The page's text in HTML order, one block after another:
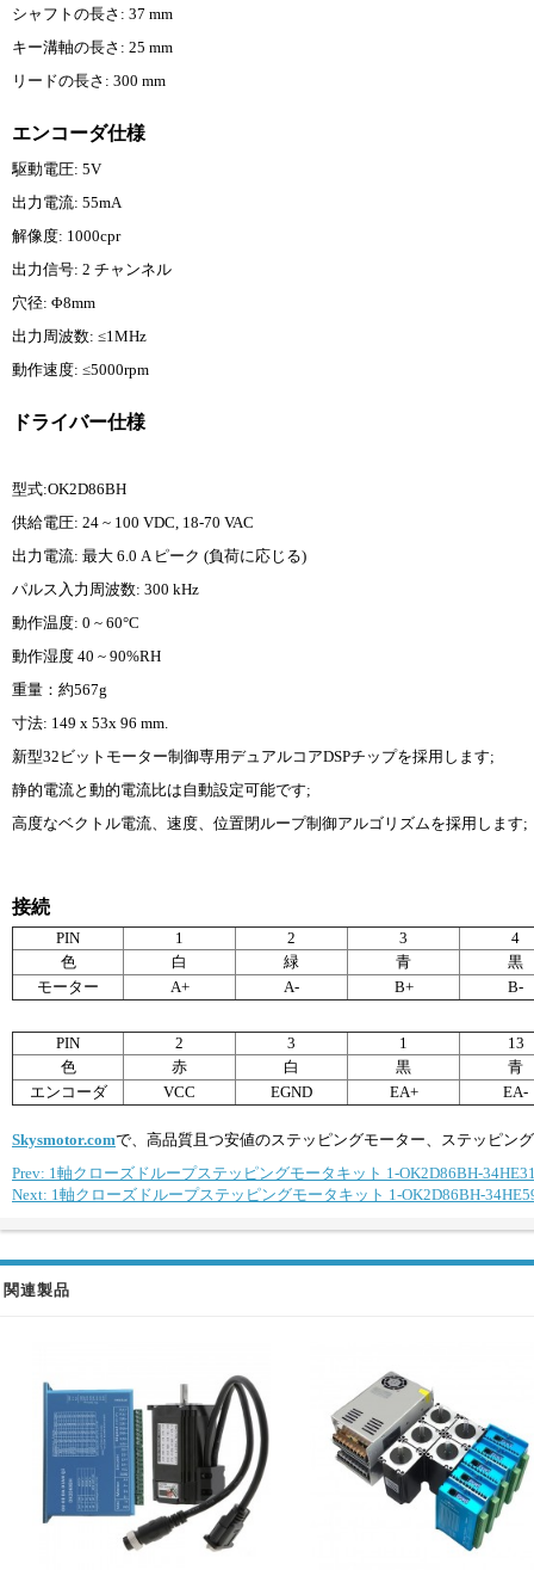
シャフトの長さ: 37 mm
キー溝軸の長さ: 25 mm
リードの長さ: 300 mm
エンコーダ仕様
駆動電圧: 5V
出力電流: 55mA
解像度: 1000cpr
出力信号: 2 チャンネル
穴径: Φ8mm
出力周波数: ≤1MHz
動作速度: ≤5000rpm
ドライバー仕様
型式:OK2D86BH
供給電圧: 24 ~ 100 VDC, 18-70 VAC
出力電流: 最大 6.0 A ピーク (負荷に応じる)
パルス入力周波数: 300 kHz
動作温度: 0 ~ 60°C
動作湿度 40 ~ 90%RH
重量：約567g
寸法: 149 x 53x 96 mm.
新型32ビットモーター制御専用デュアルコアDSPチップを採用します;
静的電流と動的電流比は自動設定可能です;
高度なベクトル電流、速度、位置閉ループ制御アルゴリズムを採用します;
接続
PIN 1 2 3
4
色
白 緑 青
黒
モーター
A+ A- B+ B-
PIN 2 3 1
13
色
赤 白 黒
青
エンコーダ
VCC EGND EA+ EA-
Skysmotor.comで、高品質且つ安値のステッピングモーター、ステッピン
Prev: 1軸クローズドループステッピングモータキット 1-OK2D86BH-
Next: 1軸クローズドループステッピングモータキット 1-OK2D86BH-
関連製品